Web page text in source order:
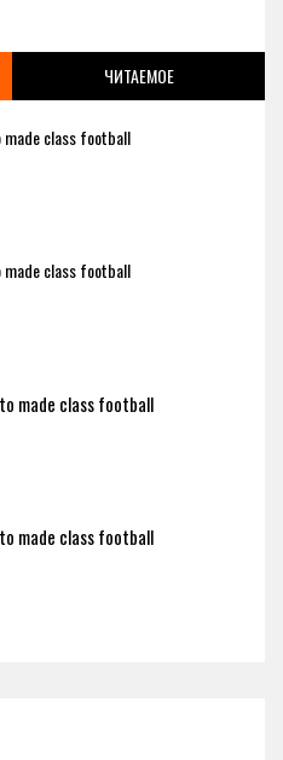
ЧИТАЕМОЕ
made class football
made class football
made class football
made class football